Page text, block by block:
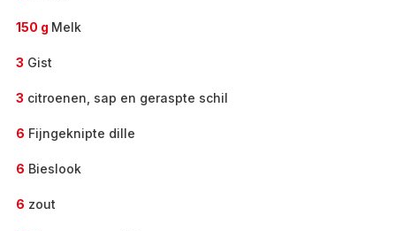
150 g Melk
3 Gist
3 citroenen, sap en geraspte schil
6 Fijngeknipte dille
6 Bieslook
6 zout